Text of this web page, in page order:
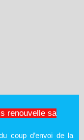
renouvelle sa
coup d’envoi de la